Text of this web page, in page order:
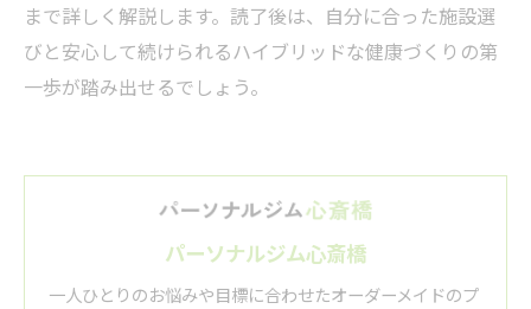
まで詳しく解説します。読了後は、自分に合った施設選
びと安心して続けられるハイブリッドな健康づくりの第
一歩が踏み出せるでしょう。
パーソナルジム心斎橋
一人ひとりのお悩みや目標に合わせたオーダーメイドのプ